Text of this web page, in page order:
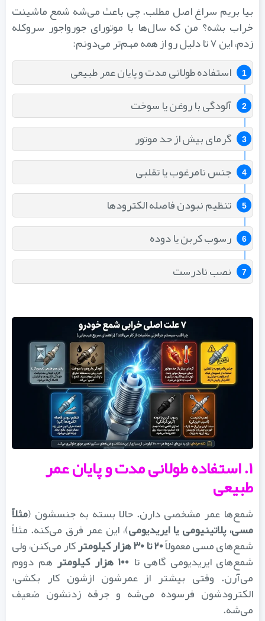
بیا بریم سراغ اصل مطلب. چی باعث می‌شه شمع ماشینت
خراب بشه؟ من که سال‌ها با موتورای جورواجور سروکله
زدم، این ۷ تا دلیل رو از همه مهم‌تر می‌دونم:
استفاده طولانی‌ مدت و پایان عمر طبیعی
آلودگی با روغن یا سوخت
گرمای بیش از حد موتور
جنس نامرغوب یا تقلبی
تنظیم نبودن فاصله الکترودها
رسوب کربن یا دوده
نصب نادرست
۱. استفاده طولانی‌ مدت و پایان عمر
طبیعی
شمع‌ها عمر مشخصی دارن. حالا بسته به جنسشون (مثلاً
مسی، پلاتینیومی یا ایریدیومی)، این عمر فرق می‌کنه. مثلاً
شمع‌های مسی معمولاً۲۰ تا ۳۰ هزار کیلومتر کار می‌کنن، ولی
شمع‌های ایریدیومی گاهی تا ۱۰۰ هزار کیلومتر هم دووم
می‌آرن. وقتی بیشتر از عمرشون ازشون کار بکشی،
الکترودشون فرسوده می‌شه و جرقه زدنشون ضعیف
می‌شه.